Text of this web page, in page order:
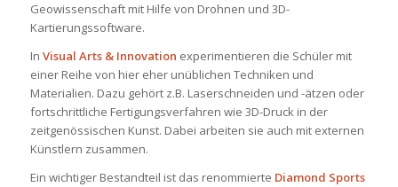
Geowissenschaft mit Hilfe von Drohnen und 3D-
Kartierungssoftware.
In Visual Arts & Innovation experimentieren die Schüler mit
einer Reihe von hier eher unüblichen Techniken und
Materialien. Dazu gehört z.B. Laserschneiden und -ätzen oder
fortschrittliche Fertigungsverfahren wie 3D-Druck in der
zeitgenössischen Kunst. Dabei arbeiten sie auch mit externen
Künstlern zusammen.
Ein wichtiger Bestandteil ist das renommierte Diamond Sports